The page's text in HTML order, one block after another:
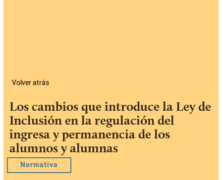
Volver atrás
Los cambios que introduce la Ley de
Inclusión en la regulación del
ingresa y permanencia de los
alumnos y alumnas
Normativa